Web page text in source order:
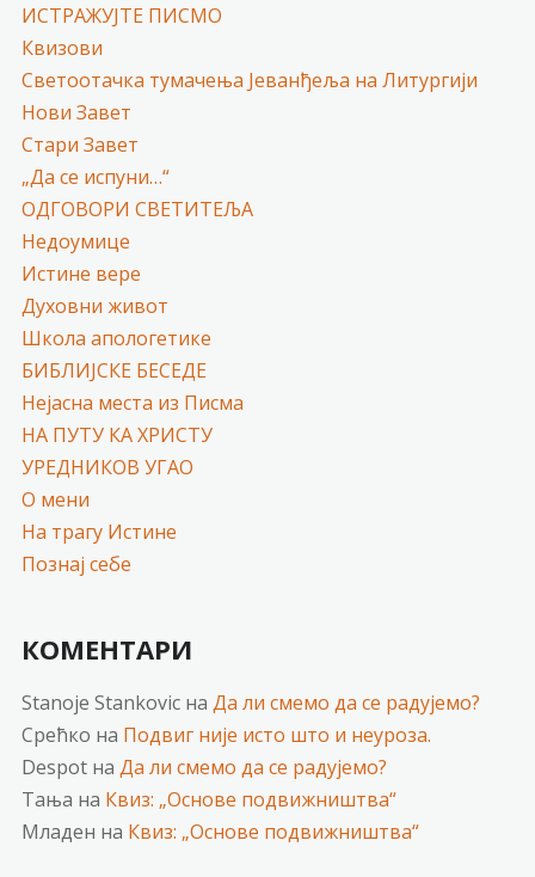
ИСТРАЖУЈТЕ ПИСМО
Квизови
Светоотачка тумачења Јеванђеља на Литургији
Нови Завет
Стари Завет
„Да се испуни…“
ОДГОВОРИ СВЕТИТЕЉА
Недоумице
Истине вере
Духовни живот
Школа апологетике
БИБЛИЈСКЕ БЕСЕДЕ
Нејасна места из Писма
НА ПУТУ КА ХРИСТУ
УРЕДНИКОВ УГАО
О мени
На трагу Истине
Познај себе
КОМЕНТАРИ
Stanoje Stankovicна Да ли смемо да се радујемо?
Срећко на Подвиг није исто што и неуроза.
Despotна Да ли смемо да се радујемо?
Тања на Квиз: „Основе подвижништва“
Младен на Квиз: „Основе подвижништва“